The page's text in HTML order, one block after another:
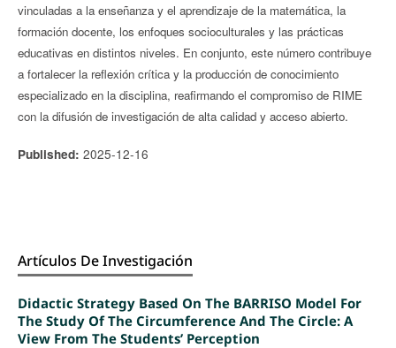
vinculadas a la enseñanza y el aprendizaje de la matemática, la
formación docente, los enfoques socioculturales y las prácticas
educativas en distintos niveles. En conjunto, este número contribuye
a fortalecer la reflexión crítica y la producción de conocimiento
especializado en la disciplina, reafirmando el compromiso de RIME
con la difusión de investigación de alta calidad y acceso abierto.
Published: 2025-12-16
Artículos De Investigación
Didactic Strategy Based On The BARRISO Model For
The Study Of The Circumference And The Circle: A
View From The Students’ Perception